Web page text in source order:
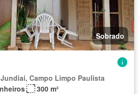
Sobrado
Campo Limpo Paulista
300 m²